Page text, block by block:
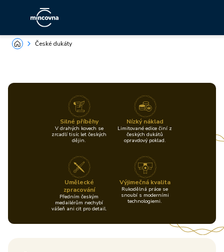
České dukáty
Silné příběhy
V drahých kovech se
zrcadlí tisíc let českých
dějin.
Nízký náklad
Limitované edice činí z
českých dukátů
opravdový poklad.
Umělecké
zpracování
Předním českým
medailérům nechybí
vášeň ani cit pro detail.
Výjimečná kvalita
Rukodělná práce se
snoubí s moderními
technologiemi.